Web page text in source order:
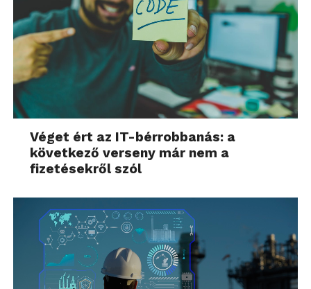
Véget ért az IT-bérrobbanás: a
következő verseny már nem a
fizetésekről szól